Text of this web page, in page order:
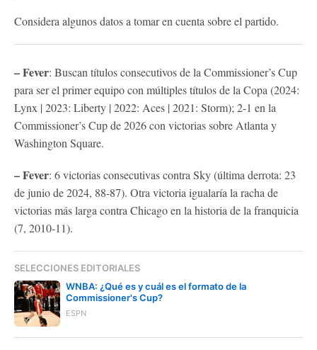
Considera algunos datos a tomar en cuenta sobre el partido.
– Fever: Buscan títulos consecutivos de la Commissioner’s Cup
para ser el primer equipo con múltiples títulos de la Copa (2024:
Lynx | 2023: Liberty | 2022: Aces | 2021: Storm); 2-1 en la
Commissioner’s Cup de 2026 con victorias sobre Atlanta y
Washington Square.
– Fever: 6 victorias consecutivas contra Sky (última derrota: 23
de junio de 2024, 88-87). Otra victoria igualaría la racha de
victorias más larga contra Chicago en la historia de la franquicia
(7, 2010-11).
SELECCIONES EDITORIALES
WNBA: ¿Qué es y cuál es el formato de la
Commissioner's Cup?
ESPN